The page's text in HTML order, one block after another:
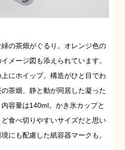
の茶畑がぐるり。オレンジ色の
メージ図も添えられています。
上にホイップ。構造がひと目でわ
茶畑、静と動が同居した凝った
容量は140ml。かき氷カップと
食べ切りやすいサイズだと思い
にも配慮した紙容器マークも。